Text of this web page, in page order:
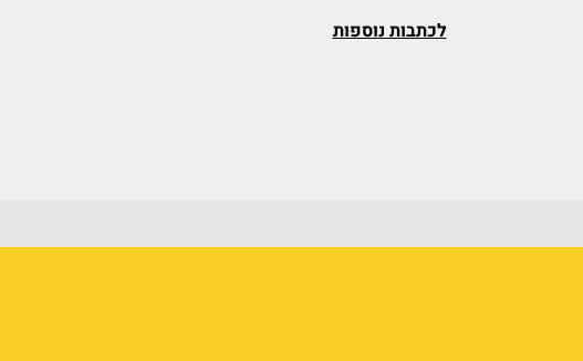
לכתבות נוספות